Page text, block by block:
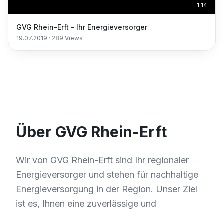
1:14
GVG Rhein-Erft – Ihr Energieversorger
19.07.2019 · 289 Views
Über GVG Rhein-Erft
Wir von GVG Rhein-Erft sind Ihr regionaler
Energieversorger und stehen für nachhaltige
Energieversorgung in der Region. Unser Ziel
ist es, Ihnen eine zuverlässige und